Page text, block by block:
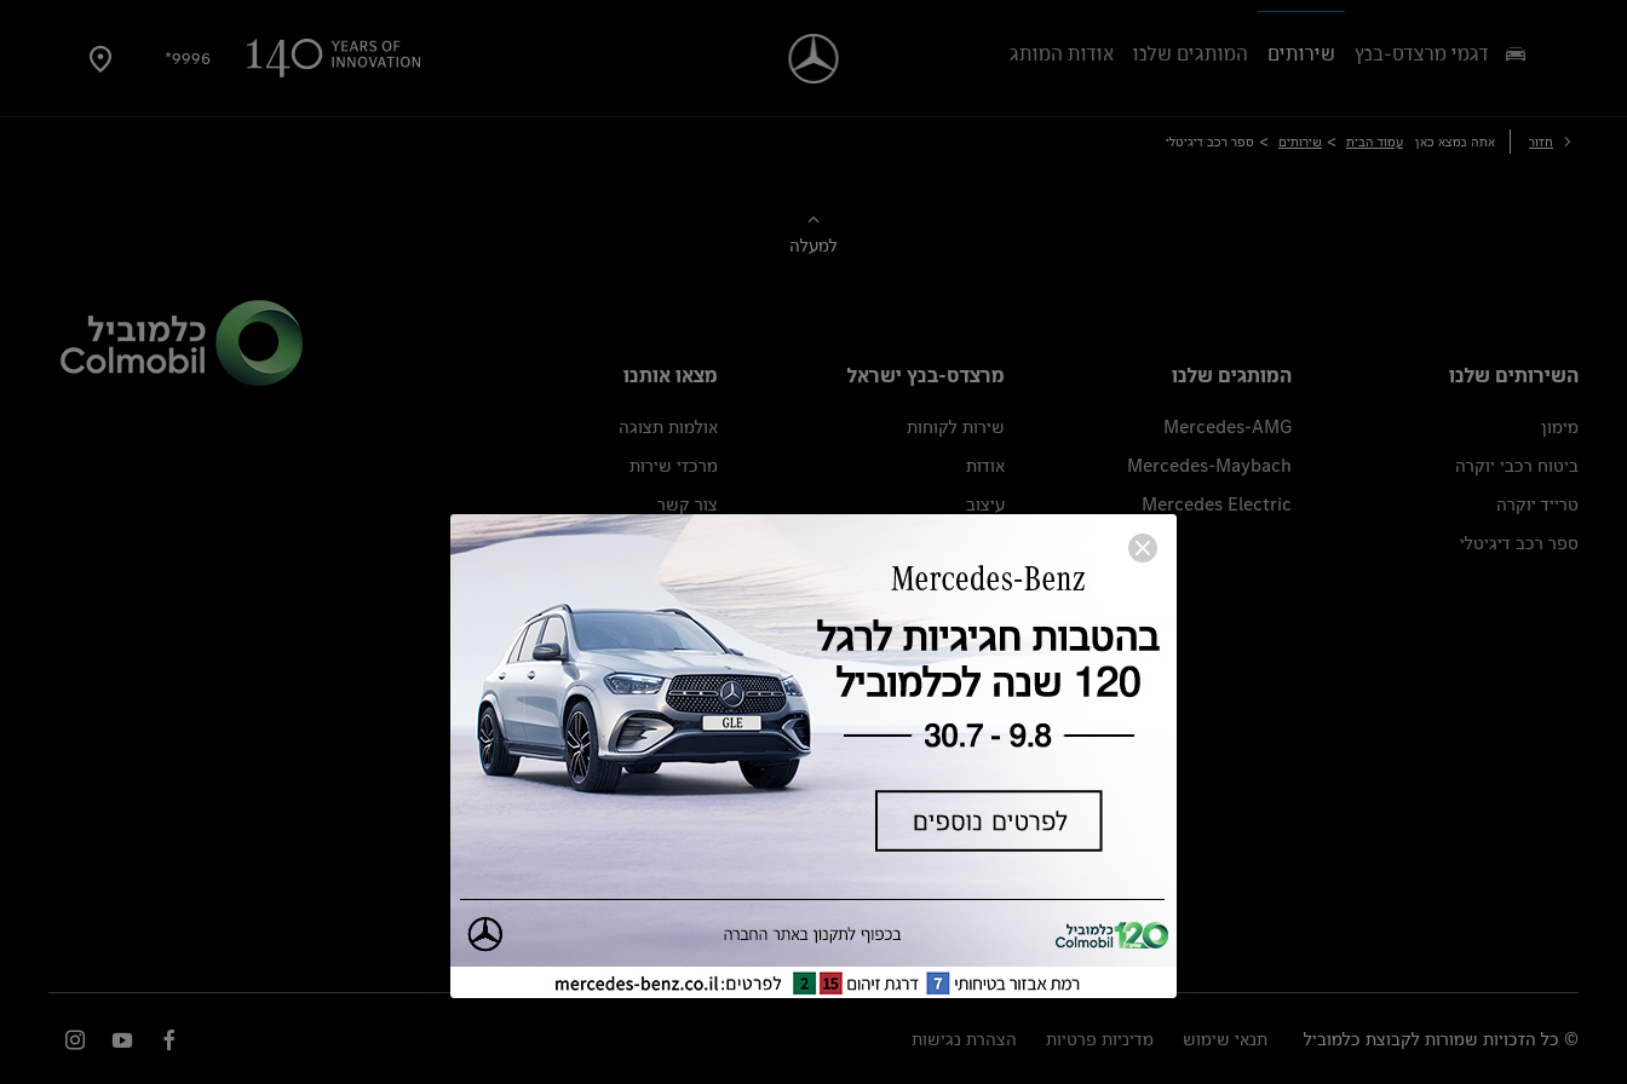
9996* דגמי מרצדס-בנץ שירותים המותגים שלנו אודות המותג
חזור אתה נמצא כאן עמוד הבית > שירותים > ספר רכב דיגיטלי
למעלה
השירותים שלנו
מימון
ביטוח רכבי יוקרה
טרייד יוקרה
ספר רכב דיגיטלי
המותגים שלנו
Mercedes-AMG
Mercedes-Maybach
Mercedes Electric
מרצדס-בנץ ישראל
שירות לקוחות
אודות
עיצוב
מגזין מרצדס-בנץ
ספרי רכב מרצדס-בנץ
נתוני זיהום אוויר וצריכת דלק וחשמל
נתוני תווית צמיגים
מחירון חלפים
הודעה על הטבות לרכבי מרצדס בהסדר
מצאו אותנו
אולמות תצוגה
מרכזי שירות
צור קשר
© כל הזכויות שמורות לקבוצת כלמוביל תנאי שימוש מדיניות פרטיות הצהרת נגישות